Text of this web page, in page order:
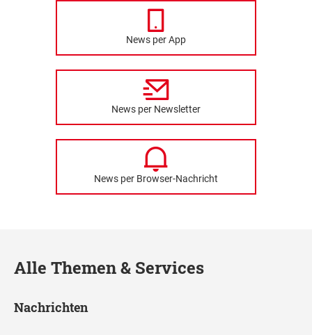
News per App
News per Newsletter
News per Browser-Nachricht
Alle Themen & Services
Nachrichten